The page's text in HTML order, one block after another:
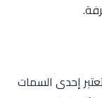
إحدى السمات